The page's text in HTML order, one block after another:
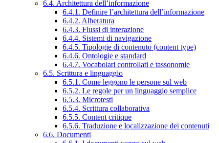
6.4. Architettura dell’informazione
6.4.1. Definire l’architettura dell’informazione
6.4.2. Alberatura
6.4.3. Flussi di interazione
6.4.4. Sistemi di navigazione
6.4.5. Tipologie di contenuto (content type)
6.4.6. Ontologie e standard
6.4.7. Vocabolari controllati e tassonomie
6.5. Scrittura e linguaggio
6.5.1. Come leggono le persone sul web
6.5.2. Le regole per un linguaggio semplice
6.5.3. Microtesti
6.5.4. Scrittura collaborativa
6.5.5. Content critique
6.5.6. Traduzione e localizzazione dei contenuti
6.6. Documenti